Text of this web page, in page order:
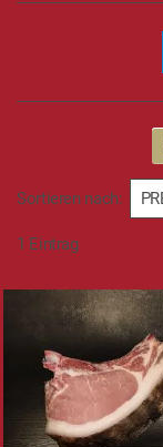
Sortieren nach
1 Eintrag